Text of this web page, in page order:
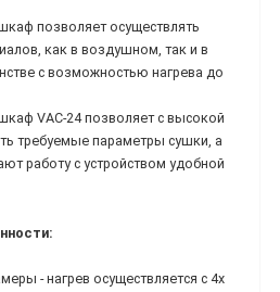
позволяет осуществлять
как в воздушном, так и в
с возможностью нагрева до
VAC-24 позволяет с высокой
требуемые параметры сушки, а
работу с устройством удобной
- нагрев осуществляется с 4х